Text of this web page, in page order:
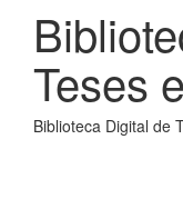
Teses
Biblioteca Digital de